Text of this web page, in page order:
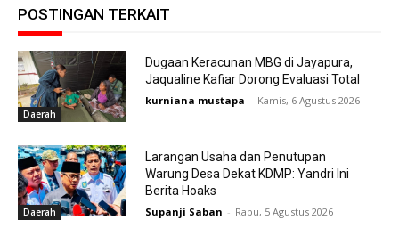
POSTINGAN TERKAIT
Daerah
Dugaan Keracunan MBG di Jayapura,
Jaqualine Kafiar Dorong Evaluasi Total
kurniana mustapa - Kamis, 6 Agustus 2026
Daerah
Larangan Usaha dan Penutupan
Warung Desa Dekat KDMP: Yandri Ini
Berita Hoaks
Supanji Saban - Rabu, 5 Agustus 2026